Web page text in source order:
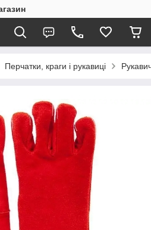
Перчатки, краги і рукавиці